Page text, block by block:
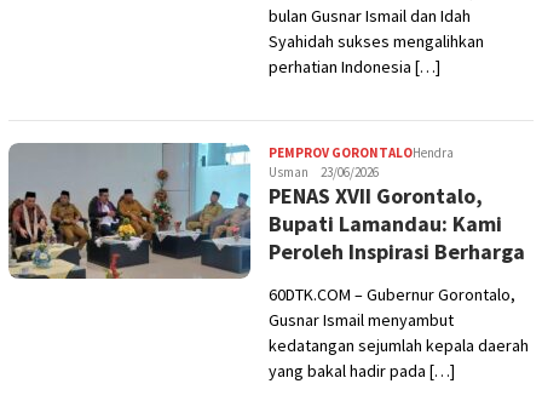
bulan Gusnar Ismail dan Idah
Syahidah sukses mengalihkan
perhatian Indonesia […]
PEMPROV GORONTALOHendra
Usman
23/06/2026
PENAS XVII Gorontalo,
Bupati Lamandau: Kami
Peroleh Inspirasi Berharga
60DTK.COM – Gubernur Gorontalo,
Gusnar Ismail menyambut
kedatangan sejumlah kepala daerah
yang bakal hadir pada […]